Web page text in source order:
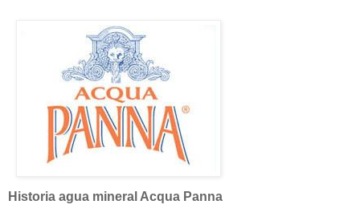
Historia agua mineral Acqua Panna